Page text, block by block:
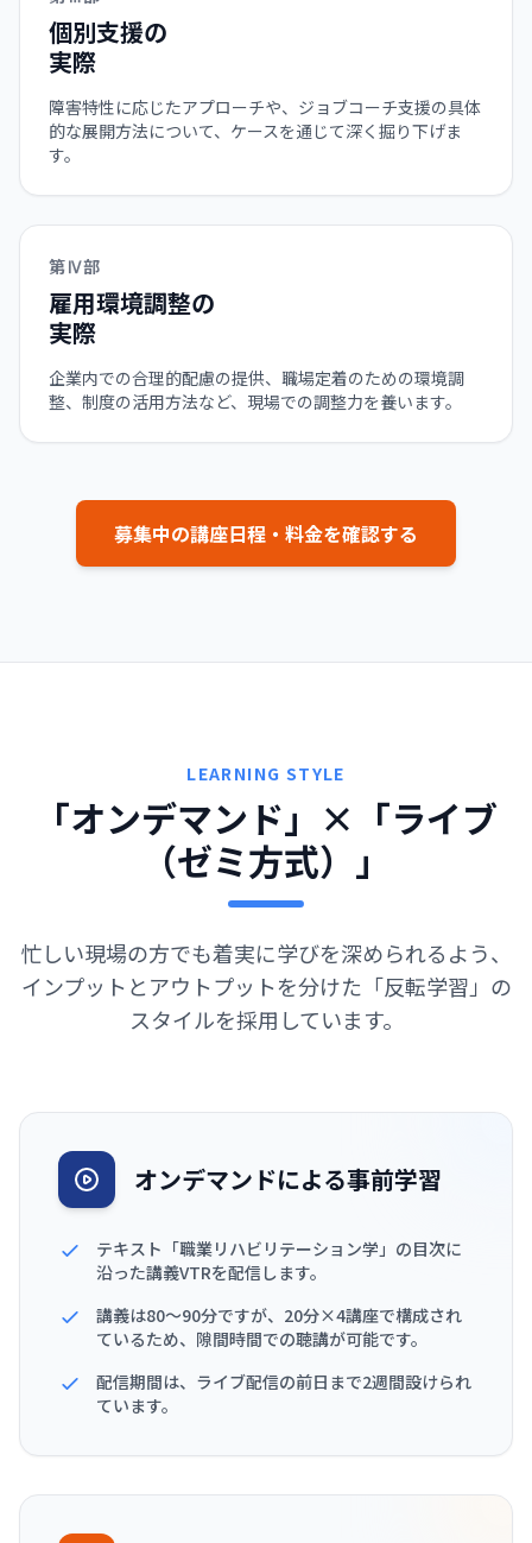
個別支援の
実際
障害特性に応じたアプローチや、ジョブコーチ支援の具体
的な展開方法について、ケースを通じて深く掘り下げま
す。
第Ⅳ部
雇用環境調整の
実際
企業内での合理的配慮の提供、職場定着のための環境調
整、制度の活用方法など、現場での調整力を養います。
募集中の講座日程・料金を確認する
LEARNING STYLE
「オンデマンド」×「ライブ
（ゼミ方式）」
忙しい現場の方でも着実に学びを深められるよう、
インプットとアウトプットを分けた「反転学習」の
スタイルを採用しています。
オンデマンドによる事前学習
テキスト「職業リハビリテーション学」の目次に
沿った講義VTRを配信します。
講義は80〜90分ですが、20分×4講座で構成され
ているため、隙間時間での聴講が可能です。
配信期間は、ライブ配信の前日まで2週間設けられ
ています。